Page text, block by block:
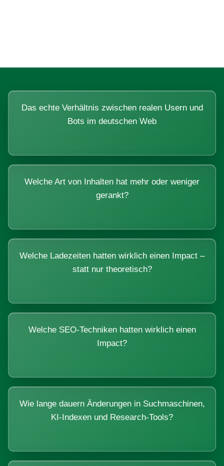
Das echte Verhältnis zwischen realen Usern und
Bots im deutschen Web
Welche Art von Inhalten hat mehr oder weniger
gerankt?
Welche Ladezeiten hatten wirklich einen Impact –
statt nur theoretisch?
Welche SEO-Techniken hatten wirklich einen
Impact?
Wie lange dauern Änderungen in Suchmaschinen,
KI-Indexen und Research-Tools?